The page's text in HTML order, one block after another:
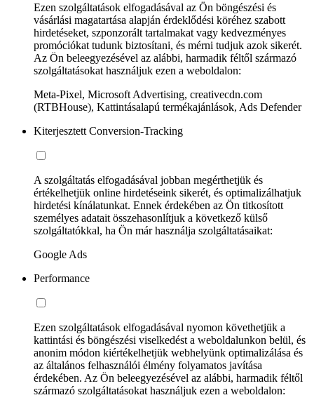
Ezen szolgáltatások elfogadásával az Ön böngészési és
vásárlási magatartása alapján érdeklődési köréhez szabott
hirdetéseket, szponzorált tartalmakat vagy kedvezményes
promóciókat tudunk biztosítani, és mérni tudjuk azok sikerét.
Az Ön beleegyezésével az alábbi, harmadik féltől származó
szolgáltatásokat használjuk ezen a weboldalon:
Meta-Pixel, Microsoft Advertising, creativecdn.com
(RTBHouse), Kattintásalapú termékajánlások, Ads Defender
Kiterjesztett Conversion-Tracking
A szolgáltatás elfogadásával jobban megérthetjük és
értékelhetjük online hirdetéseink sikerét, és optimalizálhatjuk
hirdetési kínálatunkat. Ennek érdekében az Ön titkosított
személyes adatait összehasonlítjuk a következő külső
szolgáltatókkal, ha Ön már használja szolgáltatásaikat:
Google Ads
Performance
Ezen szolgáltatások elfogadásával nyomon követhetjük a
kattintási és böngészési viselkedést a weboldalunkon belül, és
anonim módon kiértékelhetjük webhelyünk optimalizálása és
az általános felhasználói élmény folyamatos javítása
érdekében. Az Ön beleegyezésével az alábbi, harmadik féltől
származó szolgáltatásokat használjuk ezen a weboldalon: